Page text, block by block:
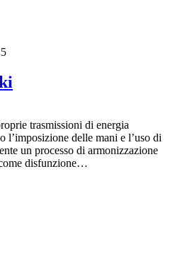
trasmissioni di energia
l’imposizione delle mani e l’uso di
un processo di armonizzazione
disfunzione…